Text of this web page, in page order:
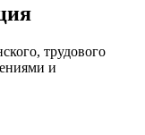
трудового
и